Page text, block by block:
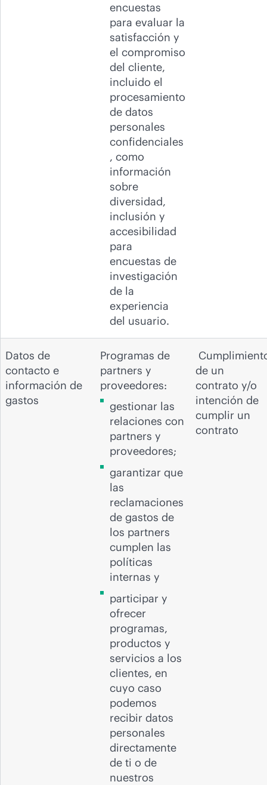
encuestas
para evaluar la
satisfacción y
el compromiso
del cliente,
incluido el
procesamiento
de datos
personales
confidenciales
, como
información
sobre
diversidad,
inclusión y
accesibilidad
para
encuestas de
investigación
de la
experiencia
del usuario.
Datos de
contacto e
información de
gastos
Programas de
partners y
proveedores:
gestionar las
relaciones con
partners y
proveedores;
garantizar que
las
reclamaciones
de gastos de
los partners
cumplen las
políticas
internas y
participar y
ofrecer
programas,
productos y
servicios a los
clientes, en
cuyo caso
podemos
recibir datos
personales
directamente
de ti o de
nuestros
de un
contrato y/o
intención de
cumplir un
contrato